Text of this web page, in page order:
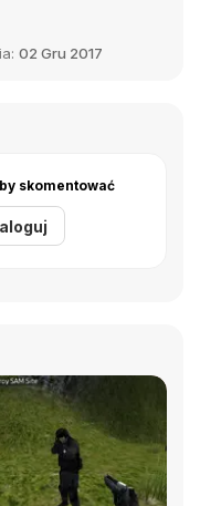
02 Gru 2017
skomentować